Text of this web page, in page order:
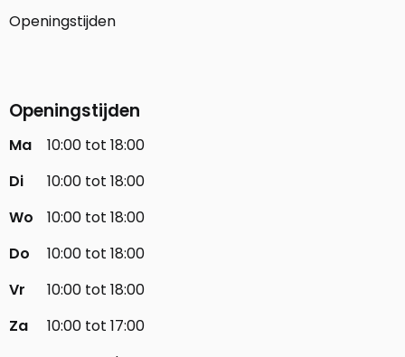
Openingstijden
Openingstijden
Ma
10:00 tot 18:00
Di
10:00 tot 18:00
Wo
10:00 tot 18:00
Do
10:00 tot 18:00
Vr
10:00 tot 18:00
Za
10:00 tot 17:00